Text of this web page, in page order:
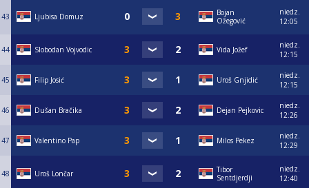
43 Ljubisa Domuz
Bojan
Ožegović
niedz.
12:05
44 Slobodan Vojvodic Vida Jožef
niedz.
12:15
45 Filip Josić Uroš Gnjidić
niedz.
12:15
46 Dušan Bračika Dejan Pejkovic
niedz.
12:26
47 Valentino Pap Milos Pekez
niedz.
12:29
48 Uroš Lončar
Tibor
Sentdjerdji
niedz.
12:40